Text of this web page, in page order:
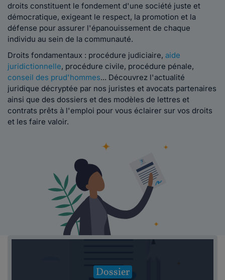
droits constituent le fondement d'une société juste et
démocratique, exigeant le respect, la promotion et la
défense pour assurer l'épanouissement de chaque
individu au sein de la communauté.
Droits fondamentaux : procédure judiciaire, aide
juridictionnelle, procédure civile, procédure pénale,
conseil des prud'hommes... Découvrez l'actualité
juridique décryptée par nos juristes et avocats partenaires
ainsi que des dossiers et des modèles de lettres et
contrats prêts à l'emploi pour vous éclairer sur vos droits
et les faire valoir.
Dossier